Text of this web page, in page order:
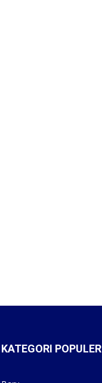
KATEGORI POPULER